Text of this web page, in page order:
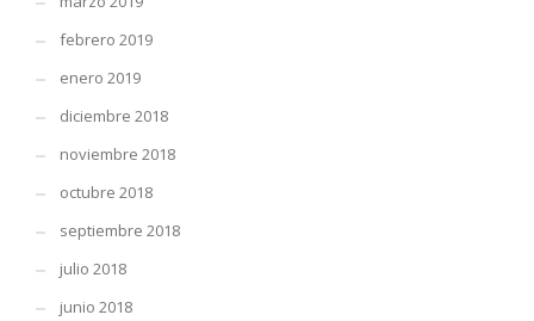
febrero 2019
enero 2019
diciembre 2018
noviembre 2018
octubre 2018
septiembre 2018
julio 2018
junio 2018